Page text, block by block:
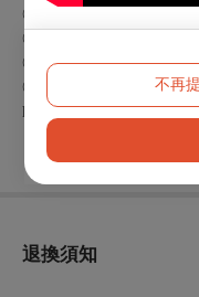
不再
◎衛武營會員8折
◎團體票：20張(含)以上
◎
直締友聲專屬8折，需
◎其餘優惠請洽粉絲專
https://
退換須知